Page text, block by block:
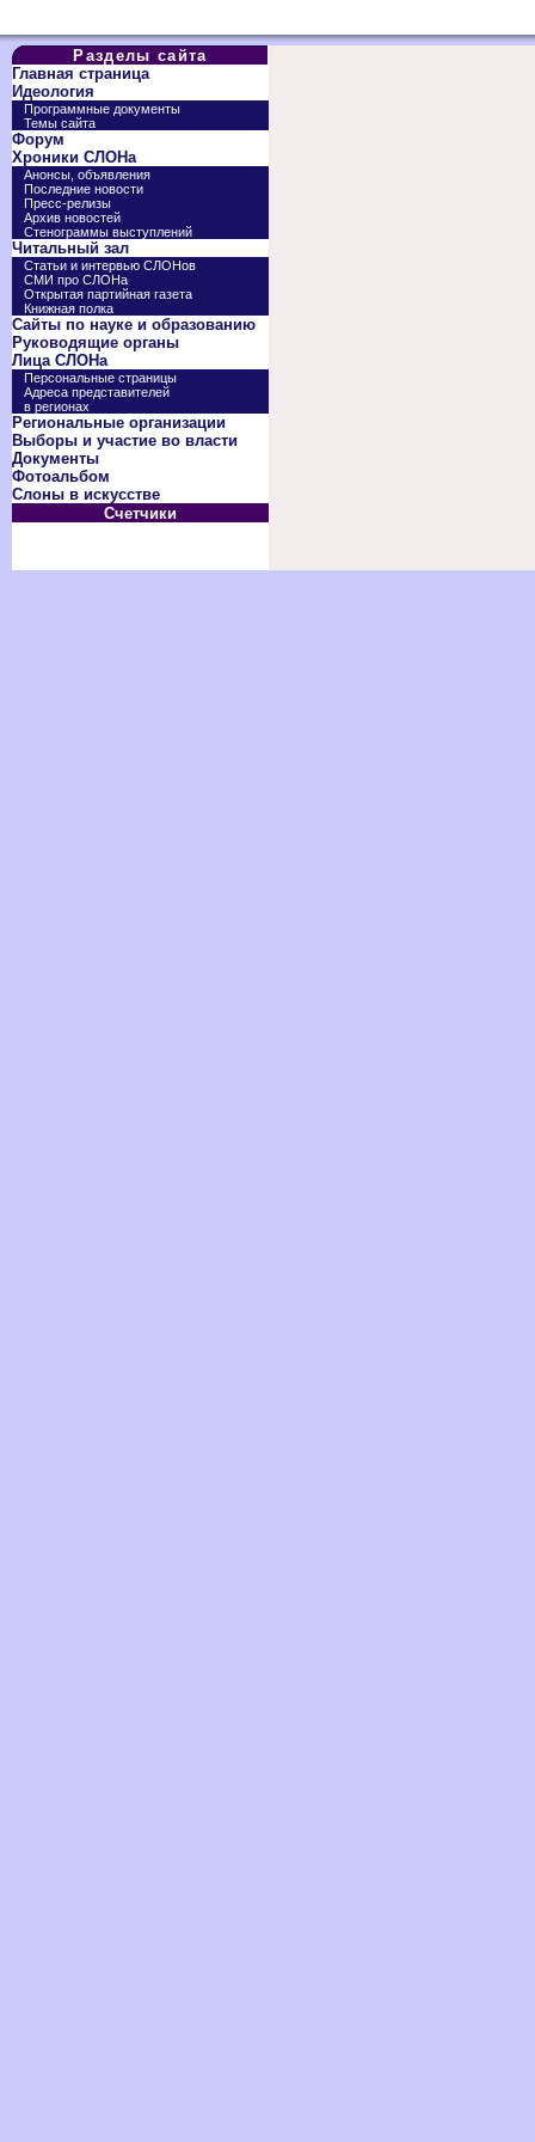
Разделы сайта
Главная страница
Идеология
Программные документы
Темы сайта
Форум
Хроники СЛОНа
Анонсы, объявления
Последние новости
Пресс-релизы
Архив новостей
Стенограммы выступлений
Читальный зал
Статьи и интервью СЛОНов
СМИ про СЛОНа
Открытая партийная газета
Книжная полка
Сайты по науке и образованию
Руководящие органы
Лица СЛОНа
Персональные страницы
Адреса представителей
в регионах
Региональные организации
Выборы и участие во власти
Документы
Фотоальбом
Слоны в искусстве
Счетчики